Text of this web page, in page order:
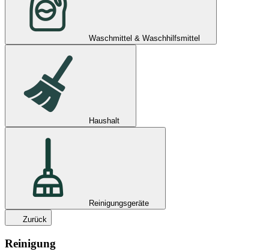
Waschmittel & Waschhilfsmittel
Haushalt
Reinigungsgeräte
Zurück
Reinigung